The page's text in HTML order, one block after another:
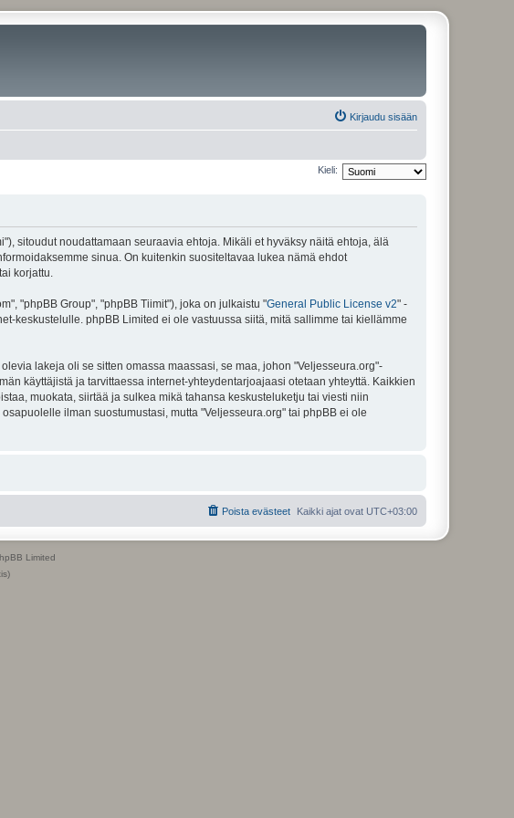
Kirjaudu sisään
Kieli:
sitoudut noudattamaan seuraavia ehtoja. Mikäli et hyväksy näitä ehtoja, älä
sinua. On kuitenkin suositeltavaa lukea nämä ehdot
korjattu.
"phpBB Group", "phpBB Tiimit"), joka on julkaistu "General Public License v2" -
keskustelulle. phpBB Limited ei ole vastuussa siitä, mitä sallimme tai kiellämme
lakeja oli se sitten omassa maassasi, se maa, johon "Veljesseura.org"-
käyttäjistä ja tarvittaessa internet-yhteydentarjoajaasi otetaan yhteyttä. Kaikkien
muokata, siirtää ja sulkea mikä tahansa keskusteluketju tai viesti niin
ilman suostumustasi, mutta "Veljesseura.org" tai phpBB ei ole
Kaikki ajat ovat UTC+03:00
Poista evästeet
Limited